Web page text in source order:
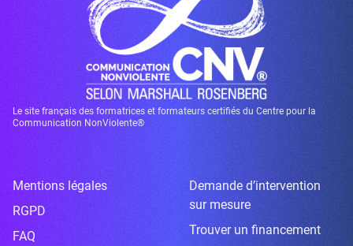
Le site français des formatrices et formateurs certifiés du Centre pour la
Communication NonViolente®
Mentions légales
RGPD
FAQ
Demande d’intervention
sur mesure
Trouver un financement